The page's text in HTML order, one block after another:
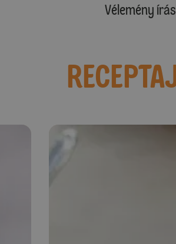
Vélemény